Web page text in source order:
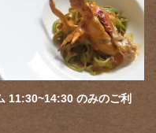
11:30~14:30 のみのご利